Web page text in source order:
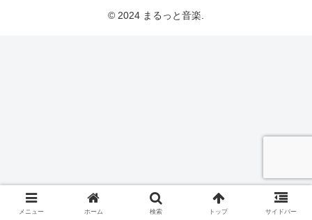
© 2024 まるっと音楽.
メニュー ホーム 検索 トップ サイドバー